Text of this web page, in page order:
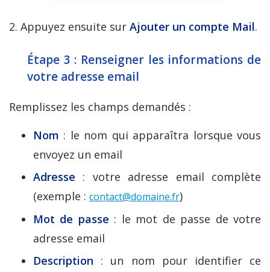
2. Appuyez ensuite sur Ajouter un compte Mail.
Étape 3 : Renseigner les informations de
votre adresse email
Remplissez les champs demandés :
Nom : le nom qui apparaîtra lorsque vous
envoyez un email
Adresse : votre adresse email complète
(exemple : contact@domaine.fr)
Mot de passe : le mot de passe de votre
adresse email
Description : un nom pour identifier ce